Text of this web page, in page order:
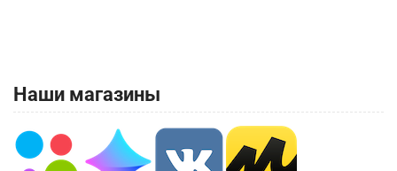
Наши магазины